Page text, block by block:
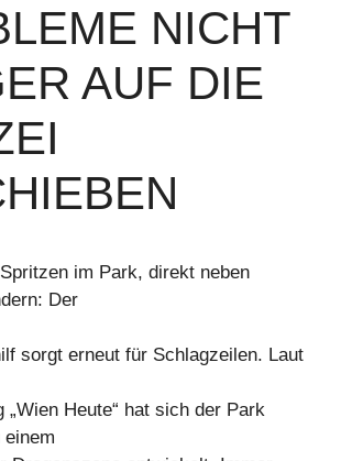
NICHT
AUF DIE
im Park, direkt neben
Der
sorgt erneut für Schlagzeilen. Laut
„Wien Heute“ hat sich der Park